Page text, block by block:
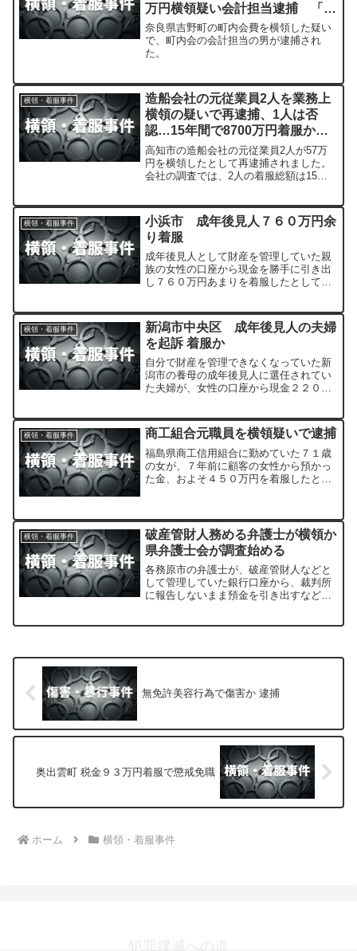
万円横領疑い会計担当逮捕 「ハ
ンコは会長が保管 引き出しに承
諾必要なはず」と住民は疑問
奈良県吉野町の町内会費を横領した疑い
で、町内会の会計担当の男が逮捕され
た。
横領・着服事件
造船会社の元従業員2人を業務上
横領の疑いで再逮捕、1人は否
認…15年間で8700万円着服か
【高知】
高知市の造船会社の元従業員2人が57万
円を横領したとして再逮捕されました。
会社の調査では、2人の着服総額は15年
横領・着服事件
小浜市 成年後見人７６０万円余
り着服
成年後見人として財産を管理していた親
族の女性の口座から現金を勝手に引き出
し７６０万円あまりを着服したとして小
横領・着服事件
新潟市中央区 成年後見人の夫婦
を起訴 着服か
自分で財産を管理できなくなっていた新
潟市の養母の成年後見人に選任されてい
た夫婦が、女性の口座から現金２２００
察庁に起訴されていたことが分かりまし
た。
横領・着服事件 商工組合元職員を横領疑いで逮捕
福島県商工信用組合に勤めていた７１歳
の女が、７年前に顧客の女性から預かっ
た金、およそ４５０万円を着服したとし
横領・着服事件
破産管財人務める弁護士が横領か
県弁護士会が調査始める
各務原市の弁護士が、破産管財人などと
して管理していた銀行口座から、裁判所
に報告しないまま預金を引き出すなどし
無免許美容行為で傷害か 逮捕
奥出雲町 税金９３万円着服で懲戒免職
ホーム 横領・着服事件
犯罪撲滅への道